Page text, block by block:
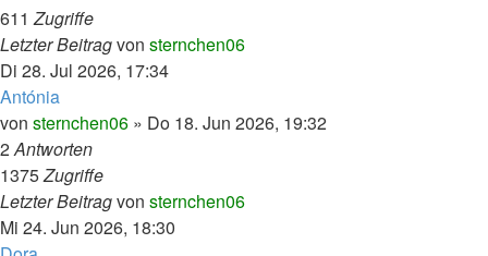
611Zugriffe
Letzter Beitragvon sternchen06
Di 28. Jul 2026, 17:34
Antónia
von sternchen06 » Do 18. Jun 2026, 19:32
2Antworten
1375Zugriffe
Letzter Beitragvon sternchen06
Mi 24. Jun 2026, 18:30